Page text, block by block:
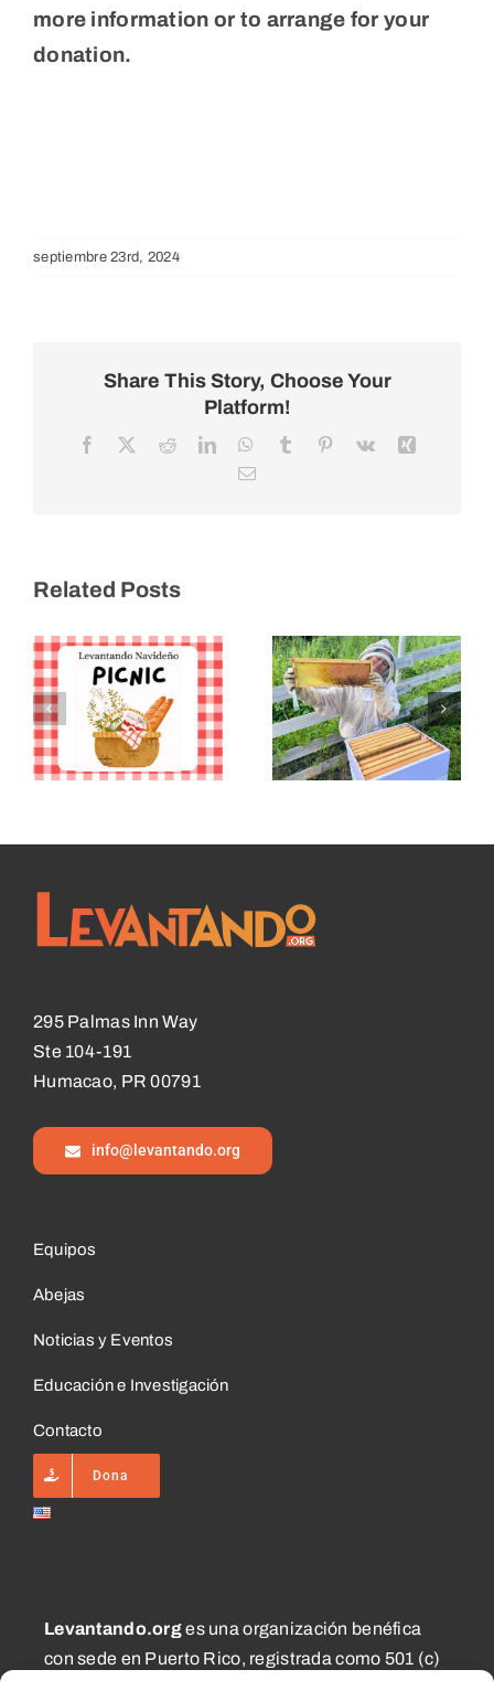
more information or to arrange for your
donation.
septiembre 23rd, 2024
Share This Story, Choose Your
Platform!
Facebook RedditLinkedInWhatsApp
Tumblr Pinterest
Vk
Email
Related Posts
de Fondos
2025
295 Palmas Inn Way
Ste 104-191
Humacao, PR 00791
info@levantando.org
Equipos
Abejas
Noticias y Eventos
Educación e Investigación
Contacto
Dona
Levantando.orges una organización benéfica
con sede en Puerto Rico, registrada como 501 (c)